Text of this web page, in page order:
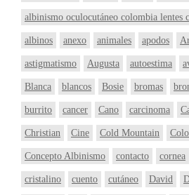
albinismo oculocutáneo colombia lentes
albinos anexo animales apodos
astigmatismo Augusta autoestima
Blanca blancos Bosie bromas
burrito cancer Cano carcinoma
Christian Cine Cold Mountain
Concepto Albinismo contacto cornea
cristalino cuento cutáneo David